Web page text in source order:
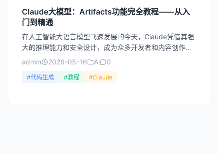
Claude大模型：Artifacts功能完全教程——从入
门到精通
在人工智能大语言模型飞速发展的今天，Claude凭借其强
大的推理能力和安全设计，成为众多开发者和内容创作者
的首选工具。而其中最具特色的功能之一——Artifac...
admin 2026-05-16 Ai 0
#代码生成 #教程 #Claude